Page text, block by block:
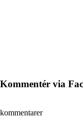
Kommentér via
kommentarer